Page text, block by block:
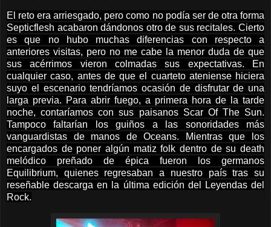
El reto era arriesgado, pero como no podía ser de otra forma
Septicflesh acabaron dándonos otro de sus recitales. Cierto
es que no hubo muchas diferencias con respecto a
anteriores visitas, pero no me cabe la menor duda de que
sus acérrimos vieron colmadas sus expectativas. En
cualquier caso, antes de que el cuarteto ateniense hiciera
suyo el escenario tendríamos ocasión de disfrutar de una
larga previa. Para abrir fuego, a primera hora de la tarde
noche, contaríamos con sus paisanos Scar Of The Sun.
Tampoco faltarían los guiños a las sonoridades más
vanguardistas de manos de Oceans. Mientras que los
encargados de poner algún matiz folk dentro de su death
melódico preñado de épica fueron los germanos
Equilibrium, quienes regresaban a nuestro país tras su
reseñable descarga en la última edición del Leyendas del
Rock.